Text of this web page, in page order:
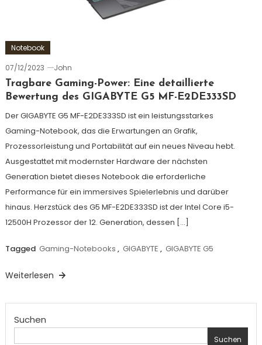
Notebook
07/12/2023
John
Tragbare Gaming-Power: Eine detaillierte
Bewertung des GIGABYTE G5 MF-E2DE333SD
Der GIGABYTE G5 MF-E2DE333SD ist ein leistungsstarkes
Gaming-Notebook, das die Erwartungen an Grafik,
Prozessorleistung und Portabilität auf ein neues Niveau hebt.
Ausgestattet mit modernster Hardware der nächsten
Generation bietet dieses Notebook die erforderliche
Performance für ein immersives Spielerlebnis und darüber
hinaus. Herzstück des G5 MF-E2DE333SD ist der Intel Core i5-
12500H Prozessor der 12. Generation, dessen […]
Tagged Gaming-Notebooks , GIGABYTE , GIGABYTE G5
Weiterlesen
Suchen
Suchen